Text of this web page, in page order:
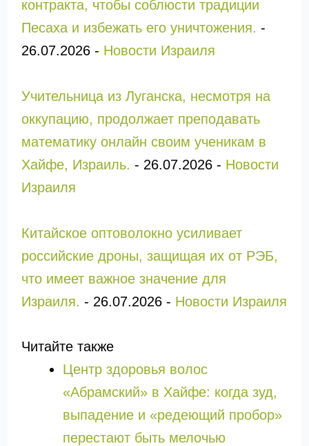
контракта, чтобы соблюсти традиции
Песаха и избежать его уничтожения. -
26.07.2026- Новости Израиля
Учительница из Луганска, несмотря на
оккупацию, продолжает преподавать
математику онлайн своим ученикам в
Хайфе, Израиль. - 26.07.2026- Новости
Израиля
Китайское оптоволокно усиливает
российские дроны, защищая их от РЭБ,
что имеет важное значение для
Израиля. - 26.07.2026- Новости Израиля
Читайте также
Центр здоровья волос
«Абрaмский» в Хайфе: когда зуд,
выпадение и «редеющий пробор»
перестают быть мелочью